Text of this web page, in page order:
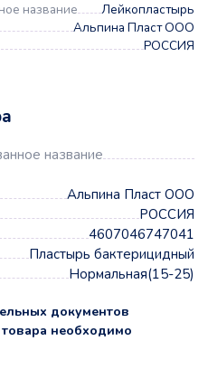
название
Лейкопластырь
Альпина Пласт ООО
РОССИЯ
название
Альпина Пласт ООО
РОССИЯ
4607046747041
Пластырь бактерицидный
Нормальная(15-25)
документов
необходимо